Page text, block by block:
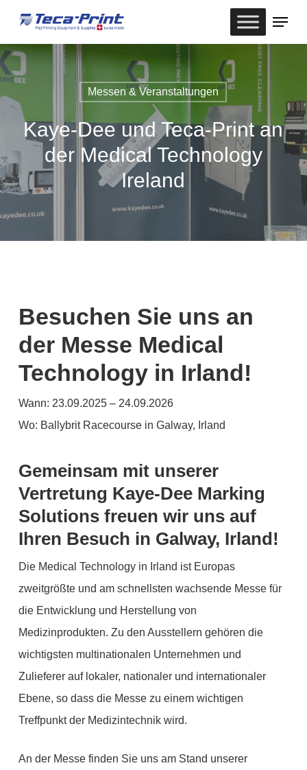
main
content
Menu
Messen & Veranstaltungen
Kaye-Dee und Teca-Print an
der Medical Technology
Ireland
Besuchen Sie uns an
der Messe Medical
Technology in Irland!
Wann: 23.09.2025 – 24.09.2026
Wo: Ballybrit Racecourse in Galway, Irland
Gemeinsam mit unserer
Vertretung Kaye-Dee Marking
Solutions freuen wir uns auf
Ihren Besuch in Galway, Irland!
Die Medical Technology in Irland ist Europas
zweitgrößte und am schnellsten wachsende Messe für
die Entwicklung und Herstellung von
Medizinprodukten. Zu den Ausstellern gehören die
wichtigsten multinationalen Unternehmen und
Zulieferer auf lokaler, nationaler und internationaler
Ebene, so dass die Messe zu einem wichtigen
Treffpunkt der Medizintechnik wird.
An der Messe finden Sie uns am Stand unserer
Close